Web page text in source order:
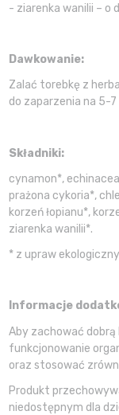
- ziarenka wanilii – o
Dawkowanie:
Zalać torebkę z
do zaparzenia na 5-
Składniki:
cynamon*,
prażona cykoria*,
korzeń łopianu*,
ziarenka wanilii*.
* z upraw
Informacje
Aby zachować dobrą
funkcjonowanie
oraz stosować
Produkt
niedostępnym dla